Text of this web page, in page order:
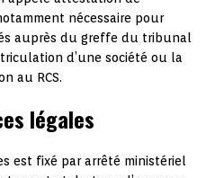
nécessaire pour
auprès du greffe du tribunal
d’une société ou la
au RCS.
légales
est fixé par arrêté ministériel